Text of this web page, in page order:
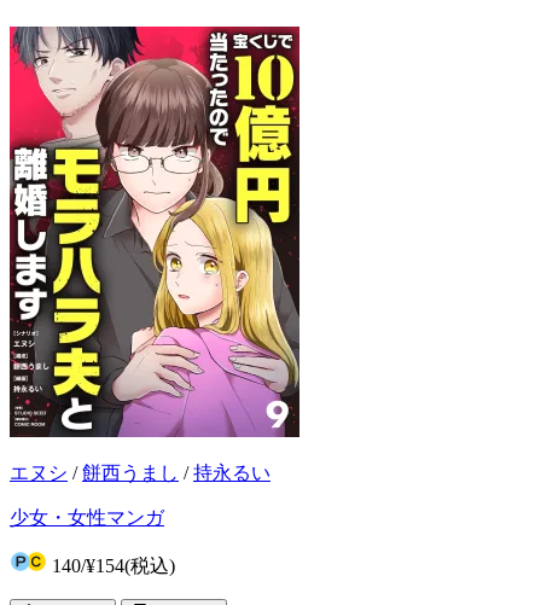
エヌシ /餅西うまし /持永るい
少女・女性マンガ
140/¥154(税込)